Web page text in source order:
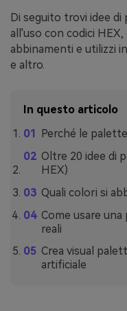
Di seguito trovi idee
all'uso con codici
abbinamenti e utilizzi
e altro.
In questo articolo
Perché le
Oltre 20 idee di
HEX)
Quali colori si
Come usare
reali
Crea visual
artificiale